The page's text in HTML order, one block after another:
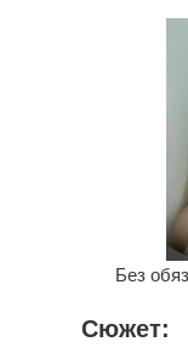
Без
Сюжет: